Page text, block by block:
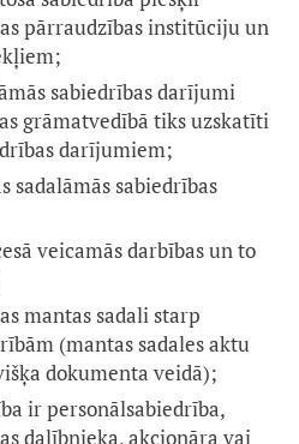
pārraudzības institūciju un
sabiedrības darījumi
grāmatvedībā tiks uzskatīti
darījumiem;
sadalāmās sabiedrības
veicamās darbības un to
mantas sadali starp
(mantas sadales aktu
dokumenta veidā);
ir personālsabiedrība,
dalībnieka, akcionāra vai